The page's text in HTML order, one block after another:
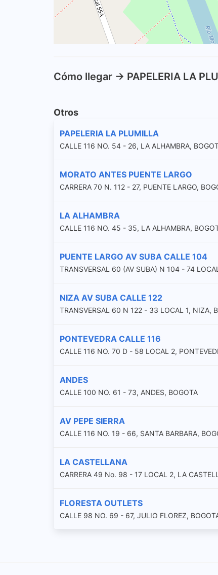
Cómo llegar -> PAPELERIA LA
Otros
PAPELERIA LA PLUMILLA
CALLE 116 NO. 54 - 26, LA ALHAMBRA,
MORATO ANTES PUENTE LARGO
CARRERA 70 N. 112 - 27, PUENTE LARGO,
LA ALHAMBRA
CALLE 116 NO. 45 - 35, LA ALHAMBRA,
PUENTE LARGO AV SUBA CALLE 104
TRANSVERSAL 60 (AV SUBA) N 104 - 74
NIZA AV SUBA CALLE 122
TRANSVERSAL 60 N 122 - 33 LOCAL 1, NIZA,
PONTEVEDRA CALLE 116
CALLE 116 NO. 70 D - 58 LOCAL 2,
ANDES
CALLE 100 NO. 61 - 73, ANDES, BOGOTA
AV PEPE SIERRA
CALLE 116 NO. 19 - 66, SANTA BARBARA,
LA CASTELLANA
CARRERA 49 No. 98 - 17 LOCAL 2, LA
FLORESTA OUTLETS
CALLE 98 NO. 69 - 67, JULIO FLOREZ,